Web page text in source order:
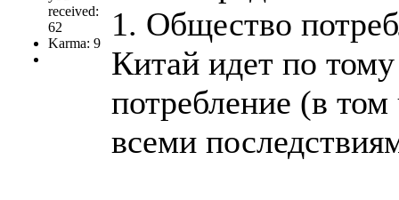
received:
62
Karma: 9
1. Общество
Китай идет по
потребление (в
всеми